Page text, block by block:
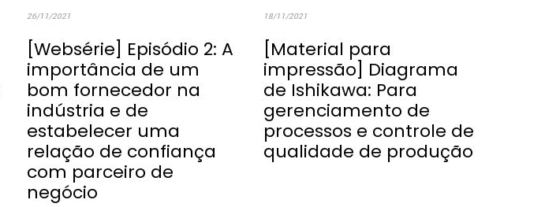
26/11/2021
[Websérie] Episódio 2: A
importância de um
bom fornecedor na
indústria e de
estabelecer uma
relação de confiança
com parceiro de
negócio
18/11/2021
[Material para
impressão] Diagrama
de Ishikawa: Para
gerenciamento de
processos e controle de
qualidade de produção